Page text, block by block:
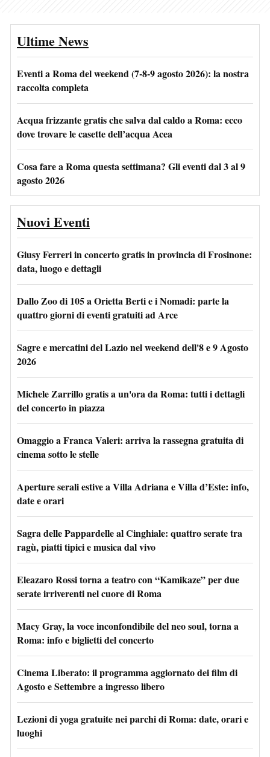
Ultime News
Eventi a Roma del weekend (7-8-9 agosto 2026): la nostra
raccolta completa
Acqua frizzante gratis che salva dal caldo a Roma: ecco
dove trovare le casette dell’acqua Acea
Cosa fare a Roma questa settimana? Gli eventi dal 3 al 9
agosto 2026
Nuovi Eventi
Giusy Ferreri in concerto gratis in provincia di Frosinone:
data, luogo e dettagli
Dallo Zoo di 105 a Orietta Berti e i Nomadi: parte la
quattro giorni di eventi gratuiti ad Arce
Sagre e mercatini del Lazio nel weekend dell'8 e 9 Agosto
2026
Michele Zarrillo gratis a un'ora da Roma: tutti i dettagli
del concerto in piazza
Omaggio a Franca Valeri: arriva la rassegna gratuita di
cinema sotto le stelle
Aperture serali estive a Villa Adriana e Villa d’Este: info,
date e orari
Sagra delle Pappardelle al Cinghiale: quattro serate tra
ragù, piatti tipici e musica dal vivo
Eleazaro Rossi torna a teatro con “Kamikaze” per due
serate irriverenti nel cuore di Roma
Macy Gray, la voce inconfondibile del neo soul, torna a
Roma: info e biglietti del concerto
Cinema Liberato: il programma aggiornato dei film di
Agosto e Settembre a ingresso libero
Lezioni di yoga gratuite nei parchi di Roma: date, orari e
luoghi